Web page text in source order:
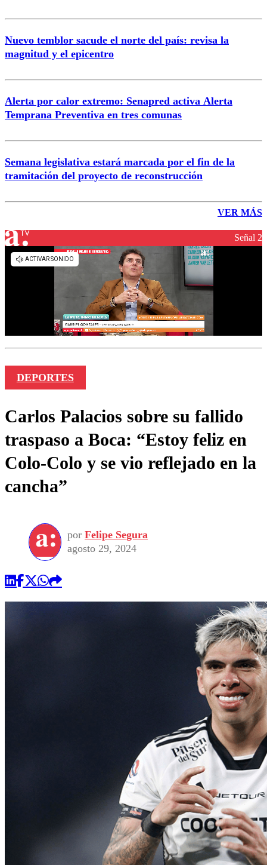
Nuevo temblor sacude el norte del país: revisa la
magnitud y el epicentro
Alerta por calor extremo: Senapred activa Alerta
Temprana Preventiva en tres comunas
Semana legislativa estará marcada por el fin de la
tramitación del proyecto de reconstrucción
VER MÁS
Señal 2
DEPORTES
Carlos Palacios sobre su fallido
traspaso a Boca: “Estoy feliz en
Colo-Colo y se vio reflejado en la
cancha”
por Felipe Segura
agosto 29, 2024